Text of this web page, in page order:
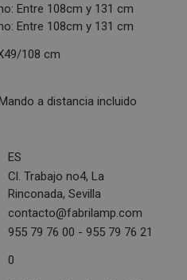
Entre 108cm y 131 cm
Entre 108cm y 131 cm
108 cm
a distancia incluido
ES
Cl. Trabajo no4, La
Rinconada, Sevilla
contacto@fabrilamp.com
955 79 76 00 - 955 79 76 21
0